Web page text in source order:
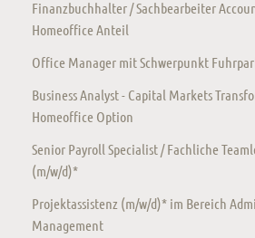
Finanzbuchhalter / Sachbearbeiter
Homeoffice Anteil
Office Manager mit Schwerpunkt
Business Analyst - Capital Markets
Homeoffice Option
Senior Payroll Specialist / Fachliche
(m/w/d)*
Projektassistenz (m/w/d)* im Bereich
Management